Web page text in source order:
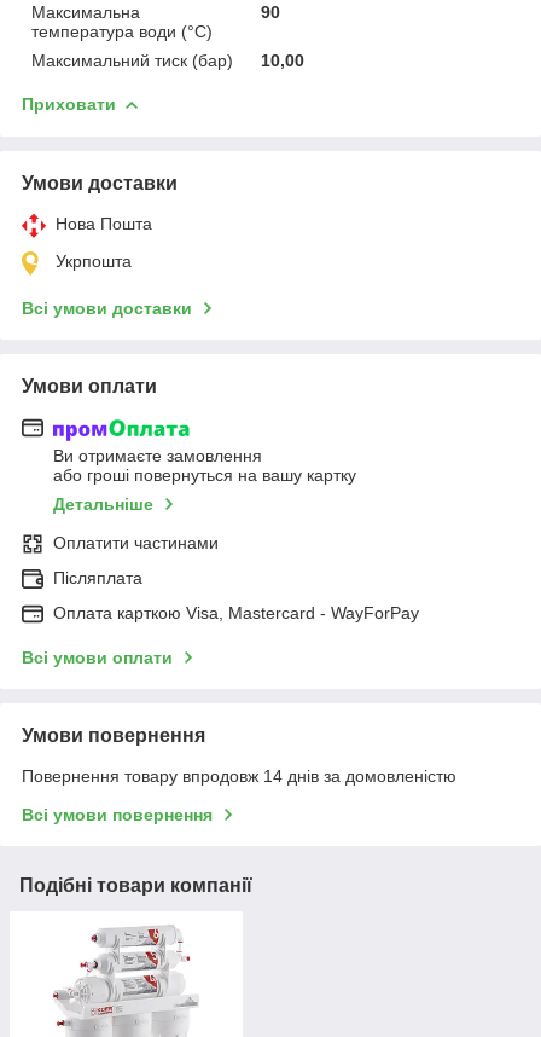
Максимальна
температура води (°C)
90
Максимальний тиск (бар) 10,00
Приховати
Умови доставки
Нова Пошта
Укрпошта
Всі умови доставки
Умови оплати
Ви отримаєте замовлення
або гроші повернуться на вашу картку
Детальніше
Оплатити частинами
Післяплата
Оплата карткою Visa, Mastercard - WayForPay
Всі умови оплати
Умови повернення
Повернення товару впродовж 14 днів за домовленістю
Всі умови повернення
Подібні товари компанії